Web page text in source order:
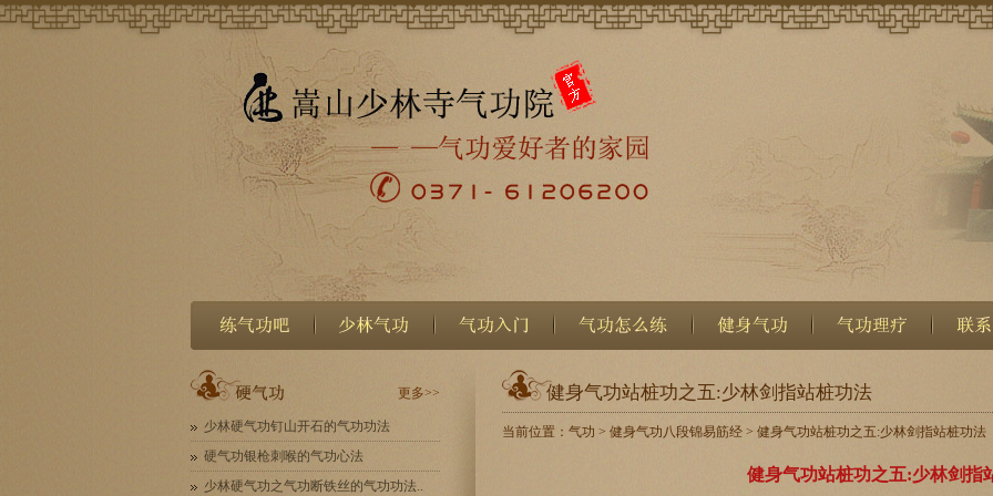
更多>>
少林硬气功钉山开石的气功功法
硬气功银枪刺喉的气功心法
少林硬气功之气功断铁丝的气功功法..
健身气功站桩功之五:少林剑指站桩功法
当前位置： 气功 > 健身气功八段锦易筋经 > 健身气功站桩功之五:少林剑指站桩功法
健身气功站桩功之五:少林剑指